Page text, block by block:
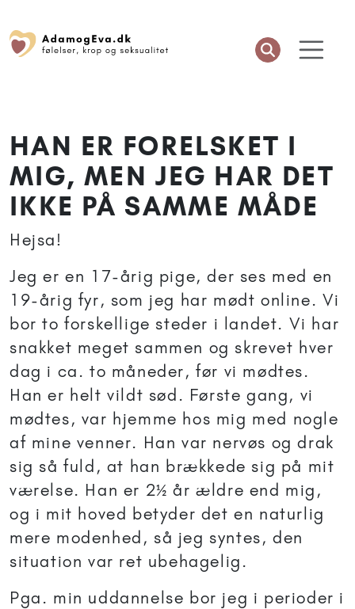
HAN ER FORELSKET I
MIG, MEN JEG HAR DET
IKKE PÅ SAMME MÅDE
Hejsa!
Jeg er en 17-årig pige, der ses med en
19-årig fyr, som jeg har mødt online. Vi
bor to forskellige steder i landet. Vi har
snakket meget sammen og skrevet hver
dag i ca. to måneder, før vi mødtes.
Han er helt vildt sød. Første gang, vi
mødtes, var hjemme hos mig med nogle
af mine venner. Han var nervøs og drak
sig så fuld, at han brækkede sig på mit
værelse. Han er 2½ år ældre end mig,
og i mit hoved betyder det en naturlig
mere modenhed, så jeg syntes, den
situation var ret ubehagelig.
Pga. min uddannelse bor jeg i perioder i